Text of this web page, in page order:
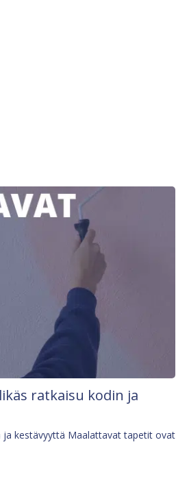
ratkaisu kodin ja
kestävyyttä Maalattavat tapetit ovat